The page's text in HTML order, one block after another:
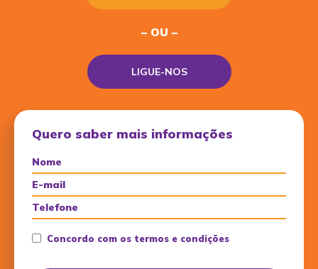
– OU –
LIGUE-NOS
Quero saber mais informações
Concordo com os termos e condições